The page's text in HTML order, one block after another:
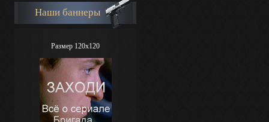
Наши баннеры
Размер 120x120